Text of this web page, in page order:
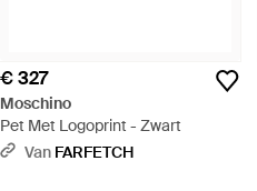
€ 327
Moschino
Pet Met Logoprint - Zwart
Van FARFETCH